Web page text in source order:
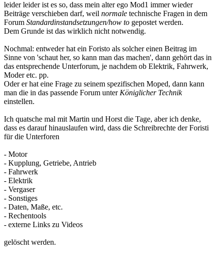
leider leider ist es so, dass mein alter ego Mod1 immer wieder
Beiträge verschieben darf, weil normale technische Fragen in dem
Forum Standardinstandsetzungen/how to gepostet werden.
Dem Grunde ist das wirklich nicht notwendig.
Nochmal: entweder hat ein Foristo als solcher einen Beitrag im
Sinne von 'schaut her, so kann man das machen', dann gehört das in
das entsprechende Unterforum, je nachdem ob Elektrik, Fahrwerk,
Moder etc. pp.
Oder er hat eine Frage zu seinem spezifischen Moped, dann kann
man die in das passende Forum unter Königlicher Technik
einstellen.
Ich quatsche mal mit Martin und Horst die Tage, aber ich denke,
dass es darauf hinauslaufen wird, dass die Schreibrechte der Foristi
für die Unterforen
- Motor
- Kupplung, Getriebe, Antrieb
- Fahrwerk
- Elektrik
- Vergaser
- Sonstiges
- Daten, Maße, etc.
- Rechentools
- externe Links zu Videos
gelöscht werden.